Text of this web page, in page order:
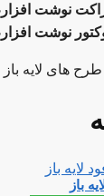
نوشت افزار،
نوشت
های لایه باز
باز